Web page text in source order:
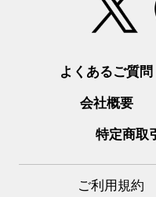
よくあるご質問
会社概要
特定商取
ご利用規約